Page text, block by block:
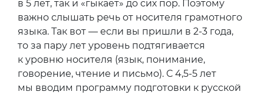
в 5 лет, так и «гыкает» до сих пор. Поэтому
важно слышать речь от носителя грамотного
языка. Так вот — если вы пришли в 2-3 года,
то за пару лет уровень подтягивается
к уровню носителя (язык, понимание,
говорение, чтение и письмо). С 4,5-5 лет
мы вводим программу подготовки к русской